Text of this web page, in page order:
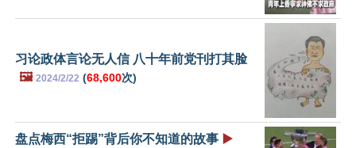
习论政体言论无人信 八十年前党刊打其脸
🖼️ 2024/2/22 (68,600次)
盘点梅西“拒踢”背后你不知道的故事 ▶️